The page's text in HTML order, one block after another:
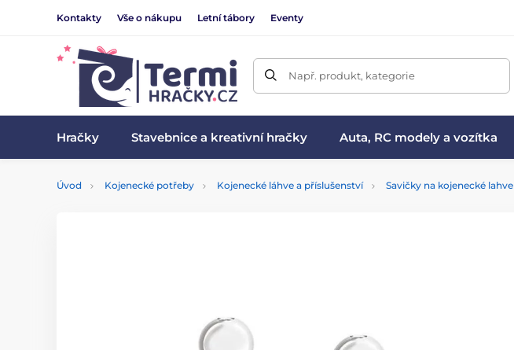
Kontakty Vše o nákupu Letní tábory Eventy
Např. produkt, kategorie
Hračky Stavebnice a kreativní hračky Auta, RC modely a vozítka
Úvod Kojenecké potřeby Kojenecké láhve a příslušenství Savičky na kojenecké lahve